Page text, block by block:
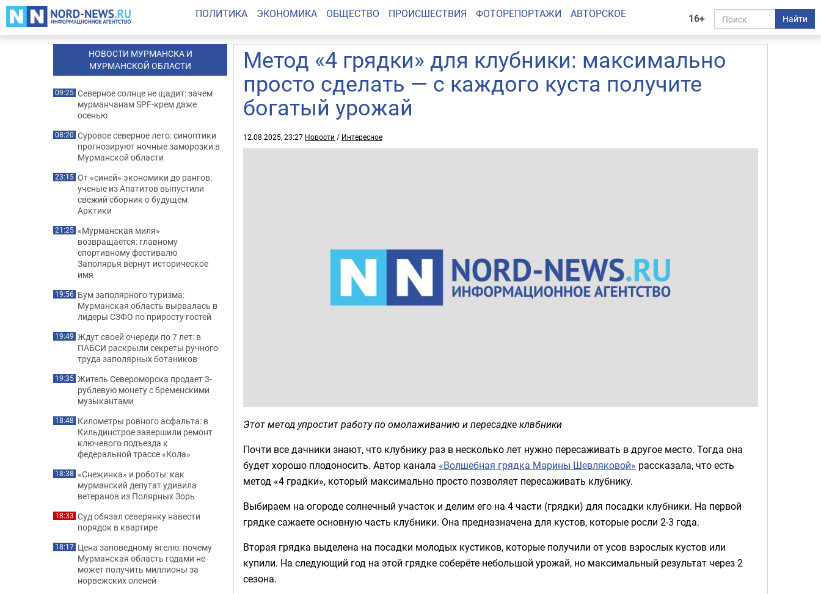
16+ Найти
ПОЛИТИКА ЭКОНОМИКА ОБЩЕСТВО ПРОИСШЕСТВИЯ ФОТОРЕПОРТАЖИ АВТОРСКОЕ
Метод «4 грядки» для клубники: максимально
просто сделать — с каждого куста получите
богатый урожай
12.08.2025, 23:27 Новости / Интересное
Этот метод упростит работу по омолаживанию и пересадке клвбники
Почти все дачники знают, что клубнику раз в несколько лет нужно пересаживать в другое место. Тогда она
будет хорошо плодоносить. Автор канала «Волшебная грядка Марины Шевляковой» рассказала, что есть
метод «4 градки», который максимально просто позволяет пересаживать клубнику.
Выбираем на огороде солнечный участок и делим его на 4 части (грядки) для посадки клубники. На первой
грядке сажаете основную часть клубники. Она предназначена для кустов, которые росли 2-3 года.
Вторая грядка выделена на посадки молодых кустиков, которые получили от усов взрослых кустов или
купили. На следующий год на этой грядке соберёте небольшой урожай, но максимальный результат через 2
сезона.
НОВОСТИ МУРМАНСКА И
МУРМАНСКОЙ ОБЛАСТИ
09:25 Северное солнце не щадит: зачем
мурманчанам SPF-крем даже
осенью
08:20 Суровое северное лето: синоптики
прогнозируют ночные заморозки в
Мурманской области
23:15 От «синей» экономики до рангов:
ученые из Апатитов выпустили
свежий сборник о будущем
Арктики
21:25 «Мурманская миля»
возвращается: главному
спортивному фестивалю
Заполярья вернут историческое
имя
19:56 Бум заполярного туризма:
Мурманская область вырвалась в
лидеры СЗФО по приросту гостей
19:49 Ждут своей очереди по 7 лет: в
ПАБСИ раскрыли секреты ручного
труда заполярных ботаников
19:35 Житель Североморска продает 3-
рублевую монету с бременскими
музыкантами
18:48 Километры ровного асфальта: в
Кильдинстрое завершили ремонт
ключевого подъезда к
федеральной трассе «Кола»
18:38 «Снежинка» и роботы: как
мурманский депутат удивила
ветеранов из Полярных Зорь
18:33 Суд обязал северянку навести
порядок в квартире
18:17 Цена заповедному ягелю: почему
Мурманская область годами не
может получить миллионы за
норвежских оленей